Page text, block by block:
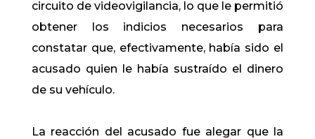
circuito de videovigilancia, lo que le permitió
obtener los indicios necesarios para
constatar que, efectivamente, había sido el
acusado quien le había sustraído el dinero
de su vehículo.
La reacción del acusado fue alegar que la